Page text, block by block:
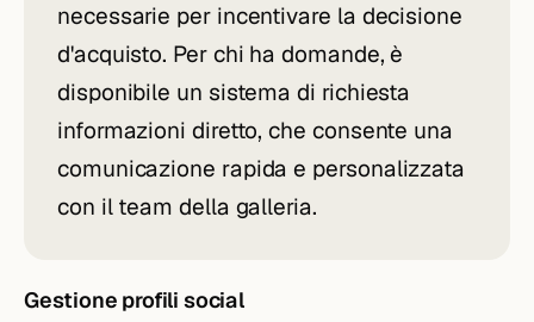
necessarie per incentivare la decisione
d'acquisto. Per chi ha domande, è
disponibile un sistema di richiesta
informazioni diretto, che consente una
comunicazione rapida e personalizzata
con il team della galleria.
Gestione profili social